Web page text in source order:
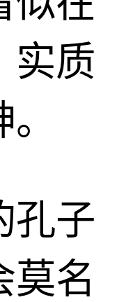
实质
孔子
莫名